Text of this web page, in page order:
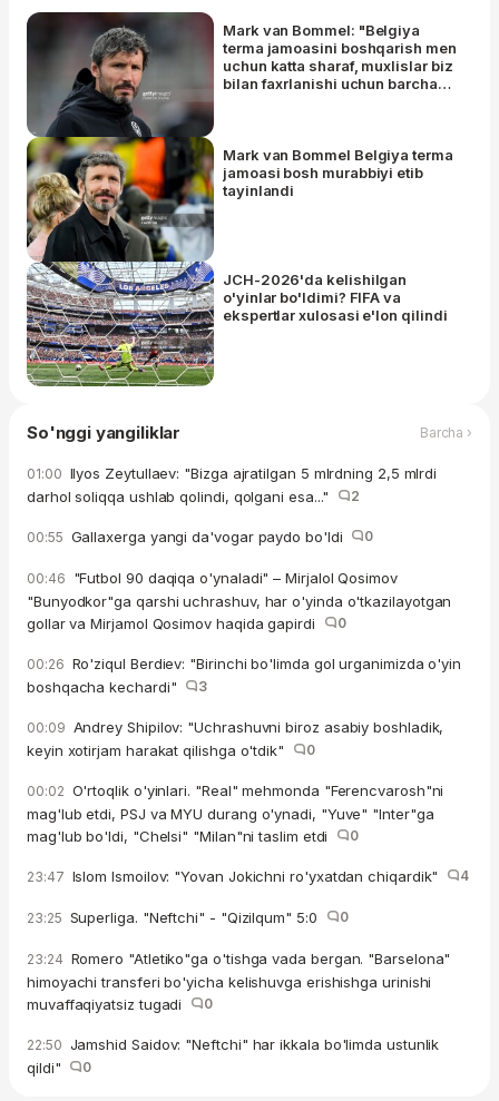
Mark van Bommel: "Belgiya
terma jamoasini boshqarish men
uchun katta sharaf, muxlislar biz
bilan faxrlanishi uchun barcha
Mark van Bommel Belgiya terma
jamoasi bosh murabbiyi etib
tayinlandi
JCH-2026'da kelishilgan
o'yinlar bo'ldimi? FIFA va
ekspertlar xulosasi e'lon qilindi
So'nggi yangiliklar Barcha ›
01:00 Ilyos Zeytullaev: "Bizga ajratilgan 5 mlrdning 2,5 mlrdi
darhol soliqqa ushlab qolindi, qolgani esa..."
2
00:55 Gallaxerga yangi da'vogar paydo bo'ldi 0
00:46 "Futbol 90 daqiqa o'ynaladi" – Mirjalol Qosimov
"Bunyodkor"ga qarshi uchrashuv, har o'yinda o'tkazilayotgan
gollar va Mirjamol Qosimov haqida gapirdi
0
00:26 Ro'ziqul Berdiev: "Birinchi bo'limda gol urganimizda o'yin
boshqacha kechardi"
3
00:09 Andrey Shipilov: "Uchrashuvni biroz asabiy boshladik,
keyin xotirjam harakat qilishga o'tdik"
0
00:02 O'rtoqlik o'yinlari. "Real" mehmonda "Ferencvarosh"ni
mag'lub etdi, PSJ va MYU durang o'ynadi, "Yuve" "Inter"ga
mag'lub bo'ldi, "Chelsi" "Milan"ni taslim etdi
0
23:47 Islom Ismoilov: "Yovan Jokichni ro'yxatdan chiqardik" 4
23:25 Superliga. "Neftchi" - "Qizilqum" 5:0 0
23:24 Romero "Atletiko"ga o'tishga vada bergan. "Barselona"
himoyachi transferi bo'yicha kelishuvga erishishga urinishi
muvaffaqiyatsiz tugadi
0
22:50 Jamshid Saidov: "Neftchi" har ikkala bo'limda ustunlik
qildi"
0